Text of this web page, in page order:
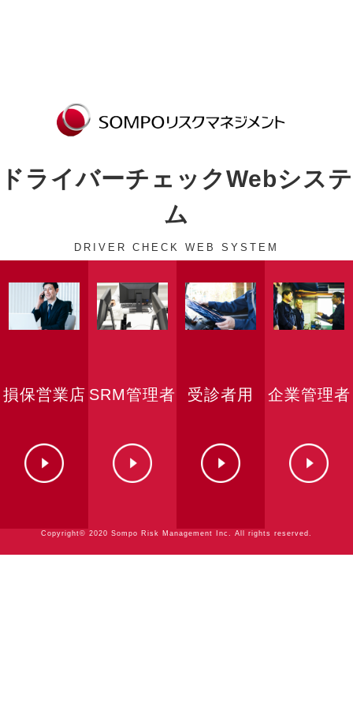
ドライバーチェックWebシステ
ム
DRIVER CHECK WEB SYSTEM
損保営業店 SRM管理者 受診者用 企業管理者
Copyright© 2020 Sompo Risk Management Inc. All rights reserved.